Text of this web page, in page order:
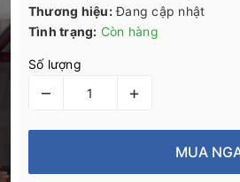
Thương hiệu: Đang cập nhật
Tình trạng: Còn hàng
Số lượng
– +
MUA